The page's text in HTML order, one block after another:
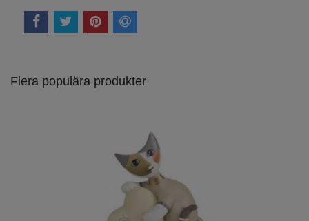
Flera populära produkter